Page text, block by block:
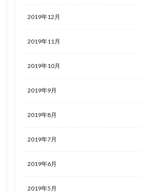
2019年12月
2019年11月
2019年10月
2019年9月
2019年8月
2019年7月
2019年6月
2019年5月